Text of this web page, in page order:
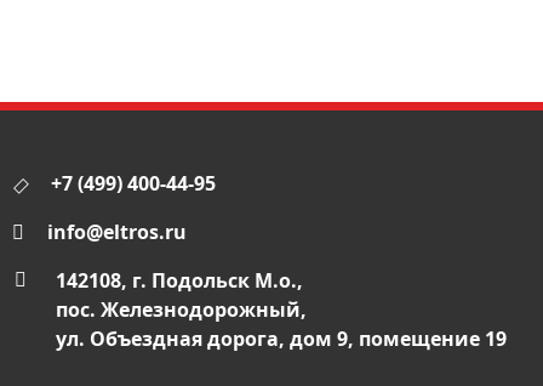
+7 (499) 400-44-95
info@eltros.ru
142108, г. Подольск М.о.,
пос. Железнодорожный,
ул. Объездная дорога, дом 9, помещение 19